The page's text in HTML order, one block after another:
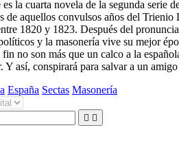
la cuarta novela de la segunda serie
de aquellos convulsos años del
1820 y 1823. Después del
y la masonería vive su mejor
no son más que un calco a la
Y así, conspirará para salvar a un
España Sectas Masonería
 